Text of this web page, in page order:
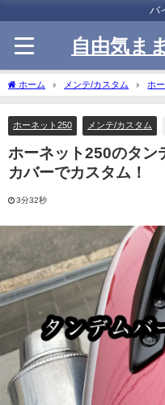
バ
自由気ま
ホーム メンテ/カスタム ホ
をキャップボルトカバーでカスタム！
ホーネット250 メンテ/カスタム
ホーネット250のタン
カバーでカスタム！
3分32秒